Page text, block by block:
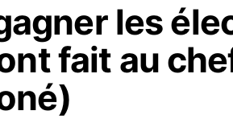
les
fait au